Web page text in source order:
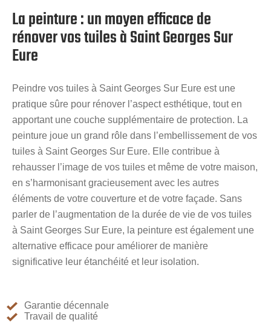
La peinture : un moyen efficace de
rénover vos tuiles à Saint Georges Sur
Eure
Peindre vos tuiles à Saint Georges Sur Eure est une
pratique sûre pour rénover l’aspect esthétique, tout en
apportant une couche supplémentaire de protection. La
peinture joue un grand rôle dans l’embellissement de vos
tuiles à Saint Georges Sur Eure. Elle contribue à
rehausser l’image de vos tuiles et même de votre maison,
en s’harmonisant gracieusement avec les autres
éléments de votre couverture et de votre façade. Sans
parler de l’augmentation de la durée de vie de vos tuiles
à Saint Georges Sur Eure, la peinture est également une
alternative efficace pour améliorer de manière
significative leur étanchéité et leur isolation.
Garantie décennale
Travail de qualité